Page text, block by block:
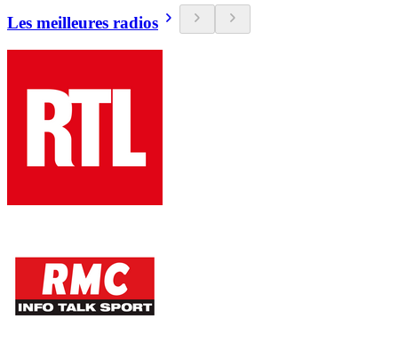
Les meilleures radios